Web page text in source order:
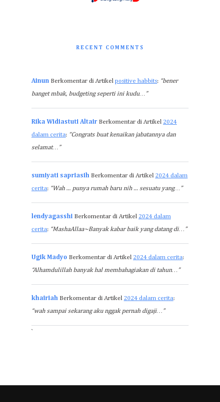
RECENT COMMENTS
Ainun Berkomentar di Artikel positive habbits: “bener
banget mbak, budgeting seperti ini kudu…”
Rika Widiastuti Altair Berkomentar di Artikel 2024
dalam cerita: “Congrats buat kenaikan jabatannya dan
selamat…”
sumiyati sapriasih Berkomentar di Artikel 2024 dalam
cerita: “Wah ... punya rumah baru nih ... sesuatu yang…”
lendyagasshi Berkomentar di Artikel 2024 dalam
cerita: “MashaAllaa~Banyak kabar baik yang datang di…”
Ugik Madyo Berkomentar di Artikel 2024 dalam cerita:
“Alhamdulillah banyak hal membahagiakan di tahun…”
khairiah Berkomentar di Artikel 2024 dalam cerita:
“wah sampai sekarang aku nggak pernah digaji…”
`